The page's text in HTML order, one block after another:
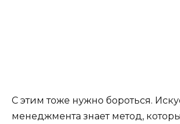
С этим тоже нужно бороться.
менеджмента знает метод,